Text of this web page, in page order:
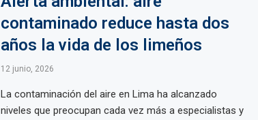
contaminado reduce hasta dos
años la vida de los limeños
12 junio, 2026
La contaminación del aire en Lima ha alcanzado
niveles que preocupan cada vez más a especialistas y